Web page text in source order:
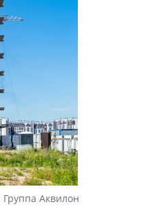
Аквилон